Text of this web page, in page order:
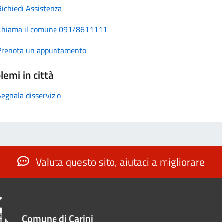
Assistenza
il comune 091/8611111
un appuntamento
in città
disservizio
Valuta questo sito, aiutaci a migliorare
Comune di Carini